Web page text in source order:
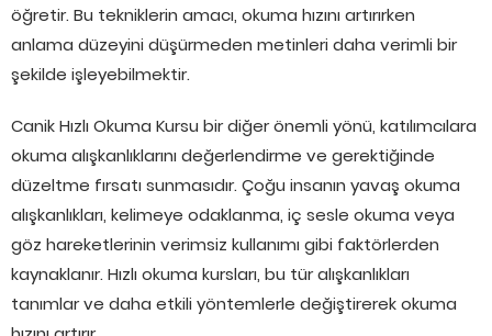
öğretir. Bu tekniklerin amacı, okuma hızını artırırken
anlama düzeyini düşürmeden metinleri daha verimli bir
şekilde işleyebilmektir.
Canik Hızlı Okuma Kursu bir diğer önemli yönü, katılımcılara
okuma alışkanlıklarını değerlendirme ve gerektiğinde
düzeltme fırsatı sunmasıdır. Çoğu insanın yavaş okuma
alışkanlıkları, kelimeye odaklanma, iç sesle okuma veya
göz hareketlerinin verimsiz kullanımı gibi faktörlerden
kaynaklanır. Hızlı okuma kursları, bu tür alışkanlıkları
tanımlar ve daha etkili yöntemlerle değiştirerek okuma